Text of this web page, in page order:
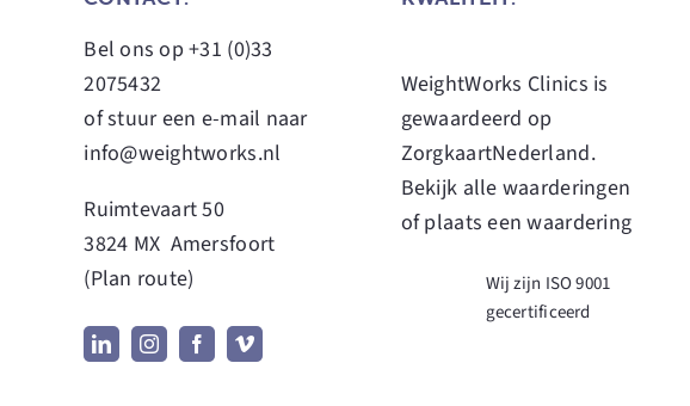
Bel ons op+31 (0)33
2075432
of stuur een e-mail naar
info@weightworks.nl
Ruimtevaart 50
3824 MX Amersfoort
(Plan route)
WeightWorks Clinics is
gewaardeerd op
ZorgkaartNederland.
Bekijk alle waarderingen
ofplaats een waardering
Wij zijn ISO 9001
gecertificeerd